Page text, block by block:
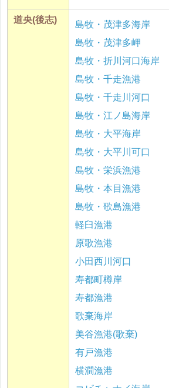
道央(後志)
島牧・茂津多海岸
島牧・茂津多岬
島牧・折川河口海岸
島牧・千走漁港
島牧・千走川河口
島牧・江ノ島海岸
島牧・大平海岸
島牧・大平川可口
島牧・栄浜漁港
島牧・本目漁港
島牧・歌島漁港
軽臼漁港
原歌漁港
小田西川河口
寿都町樽岸
寿都漁港
歌棄海岸
美谷漁港(歌棄)
有戸漁港
横澗漁港